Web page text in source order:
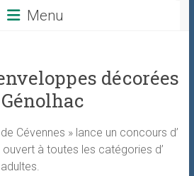
Menu
décorées
Cévennes » lance un concours d’
à toutes les catégories d’